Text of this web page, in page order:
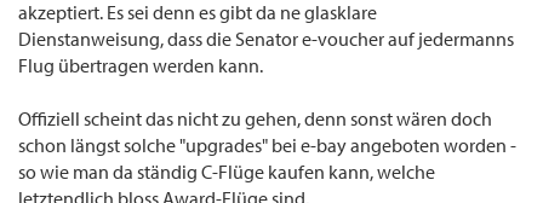
akzeptiert. Es sei denn es gibt da ne glasklare
Dienstanweisung, dass die Senator e-voucher auf jedermanns
Flug übertragen werden kann.
Offiziell scheint das nicht zu gehen, denn sonst wären doch
schon längst solche "upgrades" bei e-bay angeboten worden -
so wie man da ständig C-Flüge kaufen kann, welche